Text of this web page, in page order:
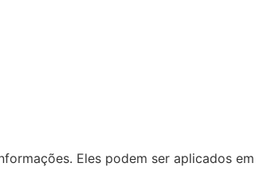
Eles podem ser aplicados em